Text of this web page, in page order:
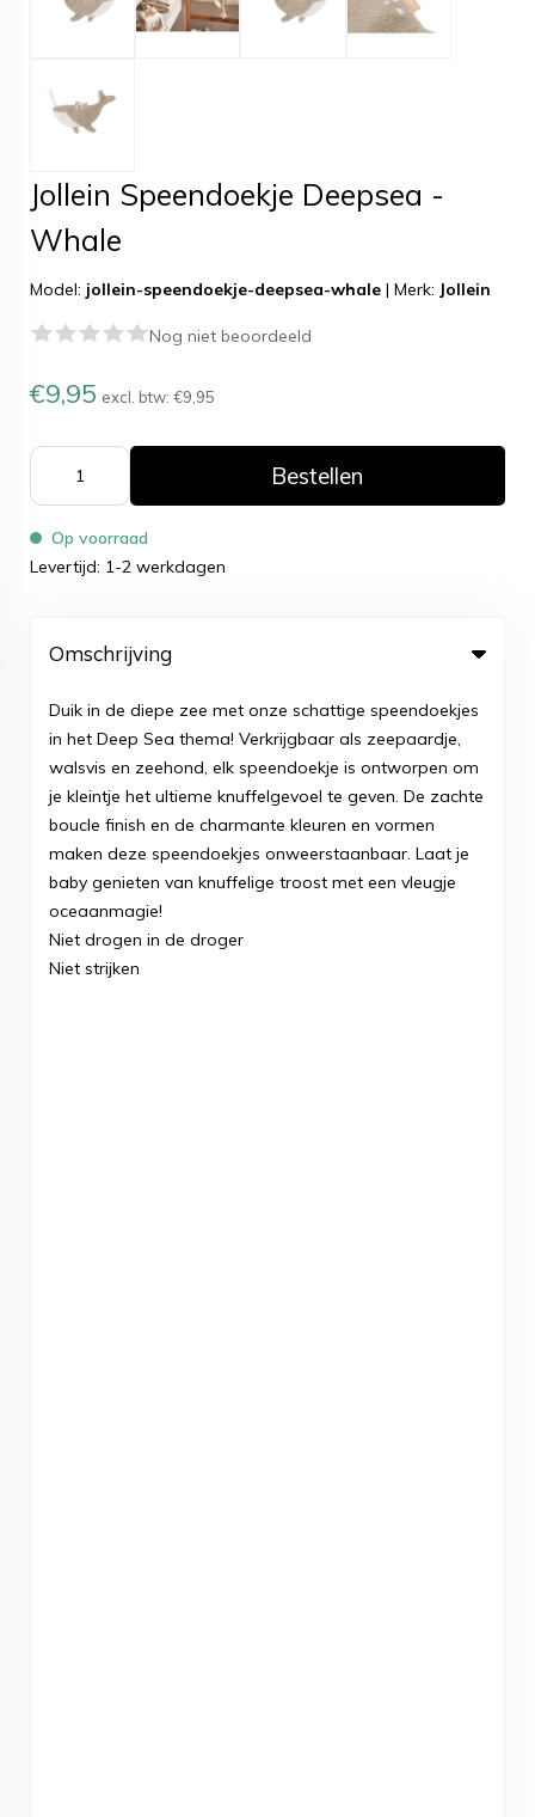
Jollein Speendoekje Deepsea -
Whale
Model: jollein-speendoekje-deepsea-whale | Merk: Jollein
Nog niet beoordeeld
€9,95 excl. btw: €9,95
Bestellen
Op voorraad
Levertijd: 1-2 werkdagen
Omschrijving
Duik in de diepe zee met onze schattige speendoekjes
in het Deep Sea thema! Verkrijgbaar als zeepaardje,
walsvis en zeehond, elk speendoekje is ontworpen om
je kleintje het ultieme knuffelgevoel te geven. De zachte
boucle finish en de charmante kleuren en vormen
maken deze speendoekjes onweerstaanbaar. Laat je
baby genieten van knuffelige troost met een vleugje
oceaanmagie!
Niet drogen in de droger
Niet strijken